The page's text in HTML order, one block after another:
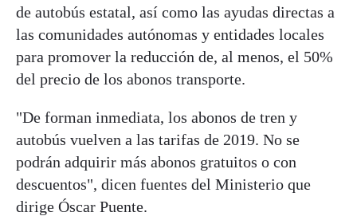
de autobús estatal, así como las ayudas directas a
las comunidades autónomas y entidades locales
para promover la reducción de, al menos, el 50%
del precio de los abonos transporte.
"De forman inmediata, los abonos de tren y
autobús vuelven a las tarifas de 2019. No se
podrán adquirir más abonos gratuitos o con
descuentos", dicen fuentes del Ministerio que
dirige Óscar Puente.